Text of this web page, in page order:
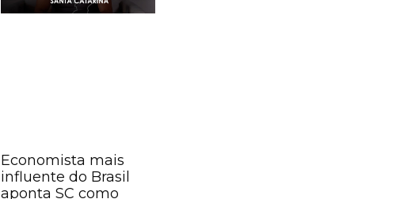
Economista mais
influente do Brasil
aponta SC como